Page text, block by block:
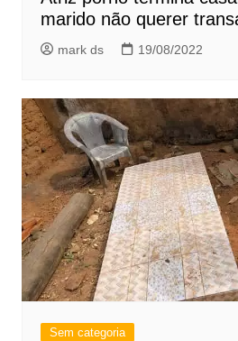
marido não querer
mark ds 19/08/2022
Sem categoria